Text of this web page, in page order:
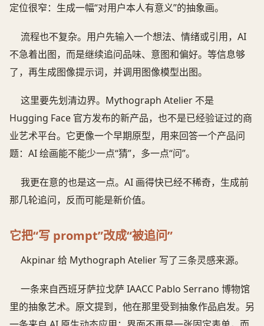
定位很窄：生成一幅“对用户本人有意义”的抽象画。
流程也不复杂。用户先输入一个想法、情绪或引用，AI
不急着出图，而是继续追问品味、意图和偏好。等信息够
了，再生成图像提示词，并调用图像模型出图。
这里要先划清边界。Mythograph Atelier 不是
Hugging Face 官方发布的新产品，也不是已经验证过的商
业艺术平台。它更像一个早期原型，用来回答一个产品问
题：AI 绘画能不能少一点“猜”，多一点“问”。
我更在意的也是这一点。AI 画得快已经不稀奇，生成前
那几轮追问，反而可能是新价值。
它把“写 prompt”改成“被追问”
Akpinar 给 Mythograph Atelier 写了三条灵感来源。
一条来自西班牙萨拉戈萨 IAACC Pablo Serrano 博物馆
里的抽象艺术。原文提到，他在那里受到抽象作品启发。另